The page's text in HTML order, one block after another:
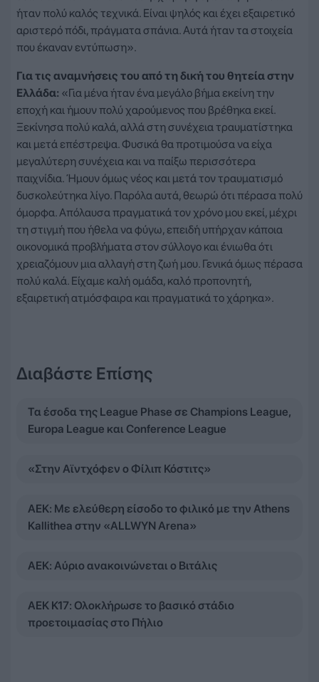
ήταν πολύ καλός τεχνικά. Είναι ψηλός και έχει εξαιρετικό
αριστερό πόδι, πράγματα σπάνια. Αυτά ήταν τα στοιχεία
που έκαναν εντύπωση».
Για τις αναμνήσεις του από τη δική του θητεία στην
Ελλάδα: «Για μένα ήταν ένα μεγάλο βήμα εκείνη την
εποχή και ήμουν πολύ χαρούμενος που βρέθηκα εκεί.
Ξεκίνησα πολύ καλά, αλλά στη συνέχεια τραυματίστηκα
και μετά επέστρεψα. Φυσικά θα προτιμούσα να είχα
μεγαλύτερη συνέχεια και να παίξω περισσότερα
παιχνίδια. Ήμουν όμως νέος και μετά τον τραυματισμό
δυσκολεύτηκα λίγο. Παρόλα αυτά, θεωρώ ότι πέρασα πολύ
όμορφα. Απόλαυσα πραγματικά τον χρόνο μου εκεί, μέχρι
τη στιγμή που ήθελα να φύγω, επειδή υπήρχαν κάποια
οικονομικά προβλήματα στον σύλλογο και ένιωθα ότι
χρειαζόμουν μια αλλαγή στη ζωή μου. Γενικά όμως πέρασα
πολύ καλά. Είχαμε καλή ομάδα, καλό προπονητή,
εξαιρετική ατμόσφαιρα και πραγματικά το χάρηκα».
Διαβάστε Επίσης
Τα έσοδα της League Phase σε Champions League,
Europa League και Conference League
«Στην Αϊντχόφεν ο Φίλιπ Κόστιτς»
ΑΕΚ: Με ελεύθερη είσοδο το φιλικό με την Athens
Kallithea στην «ALLWYN Arena»
ΑΕΚ: Αύριο ανακοινώνεται ο Βιτάλις
ΑΕΚ Κ17: Ολοκλήρωσε το βασικό στάδιο
προετοιμασίας στο Πήλιο